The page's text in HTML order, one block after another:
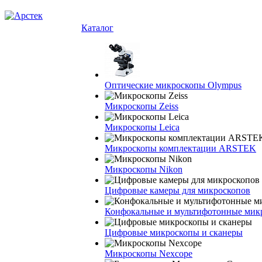
Каталог
Оптические микроскопы Olympus
Микроскопы Zeiss
Микроскопы Leica
Микроскопы комплектации ARSTEK
Микроскопы Nikon
Цифровые камеры для микроскопов
Конфокальные и мультифотонные
Цифровые микроскопы и сканеры
Микроскопы Nexcope